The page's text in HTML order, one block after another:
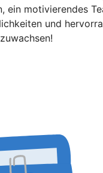
motivierendes
und